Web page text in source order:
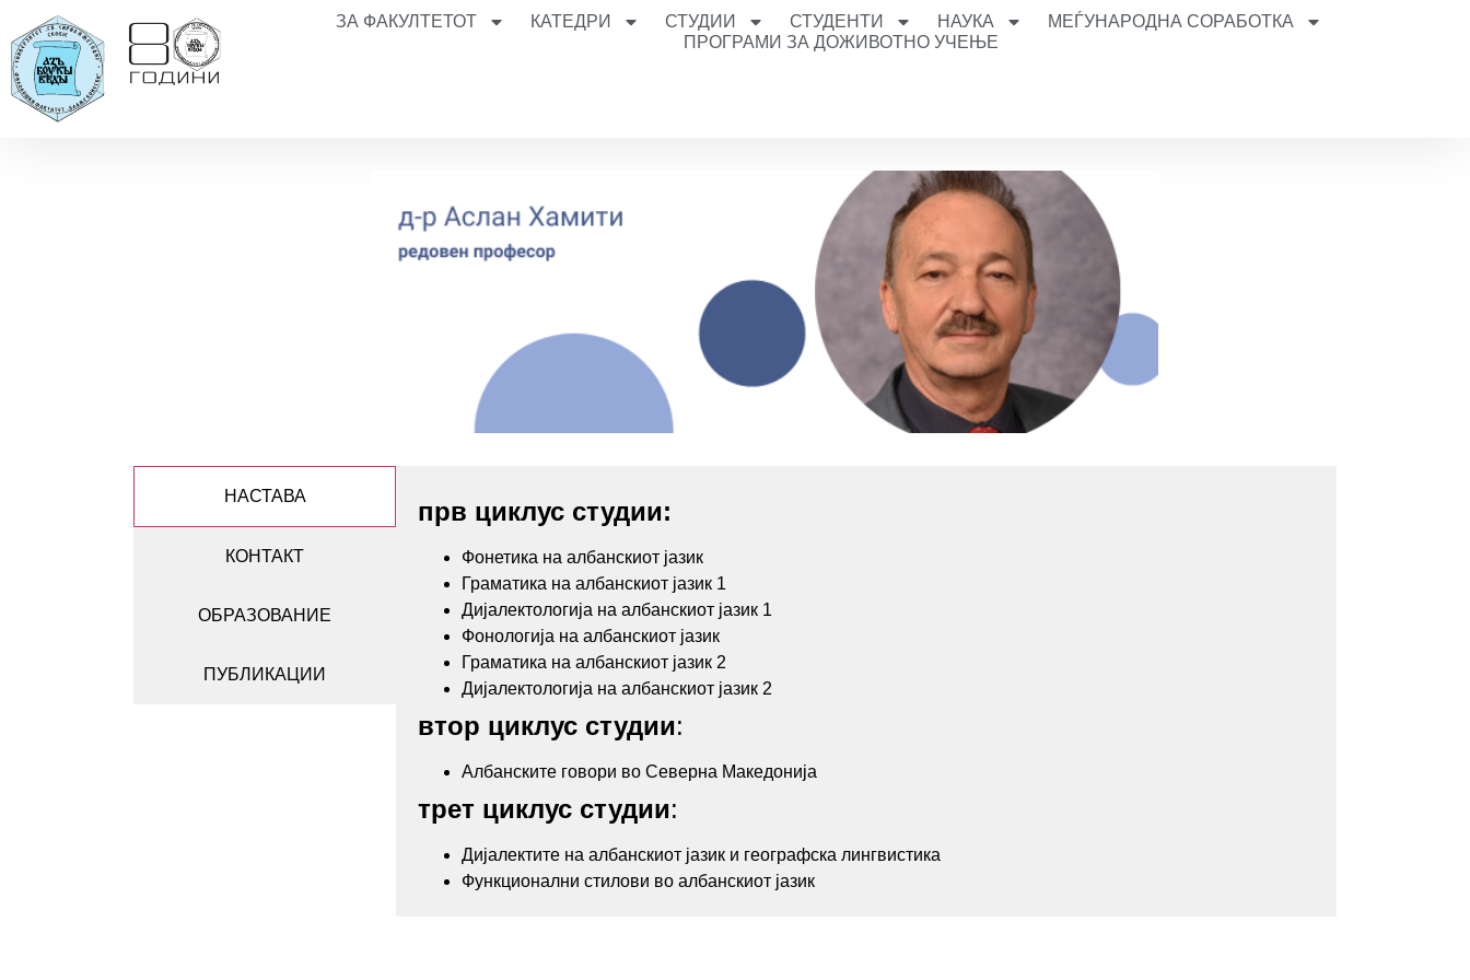
ЗА ФАКУЛТЕТОТ КАТЕДРИ СТУДИИ СТУДЕНТИ НАУКА
МЕЃУНАРОДНА СОРАБОТКА
ПРОГРАМИ ЗА ДОЖИВОТНО УЧЕЊЕ
НАСТАВА
КОНТАКТ
ОБРАЗОВАНИЕ
ПУБЛИКАЦИИ
прв циклус студии:
Фонетика на албанскиот јазик
Граматика на албанскиот јазик 1
Дијалектологија на албанскиот јазик 1
Фонологија на албанскиот јазик
Граматика на албанскиот јазик 2
Дијалектологија на албанскиот јазик 2
втор циклус студии:
Албанските говори во Северна Македонија
трет циклус студии:
Дијалектите на албанскиот јазик и географска лингвистика
Функционални стилови во албанскиот јазик